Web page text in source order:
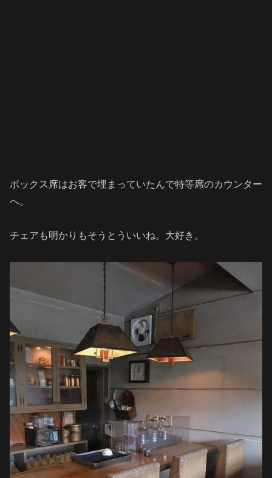
ボックス席はお客で埋まっていたんで特等席のカウンター
へ。
チェアも明かりもそうとういいね。大好き。